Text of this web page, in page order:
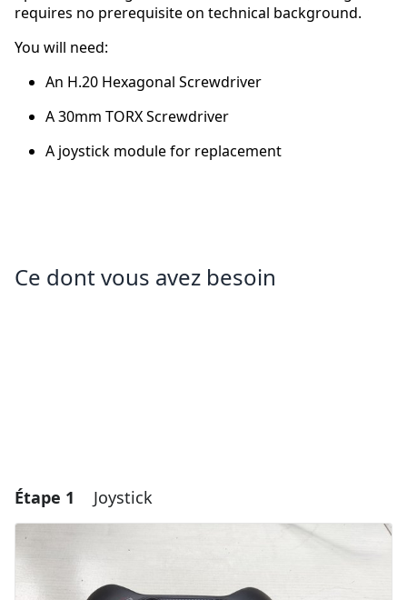
requires no prerequisite on technical background.
You will need:
An H.20 Hexagonal Screwdriver
A 30mm TORX Screwdriver
A joystick module for replacement
Ce dont vous avez besoin
Étape 1 Joystick